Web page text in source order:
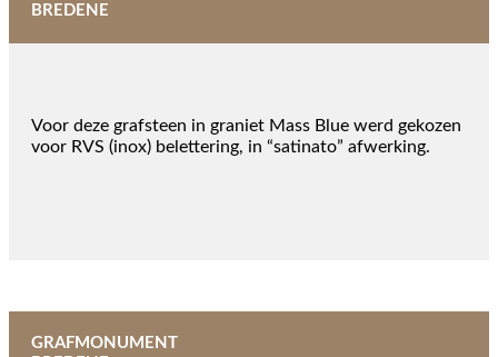
BREDENE
Voor deze grafsteen in graniet Mass Blue werd gekozen
voor RVS (inox) belettering, in “satinato” afwerking.
GRAFMONUMENT